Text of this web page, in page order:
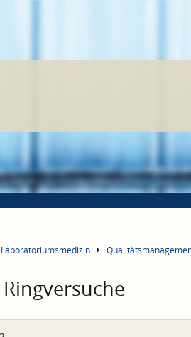
Laboratoriumsmedizin